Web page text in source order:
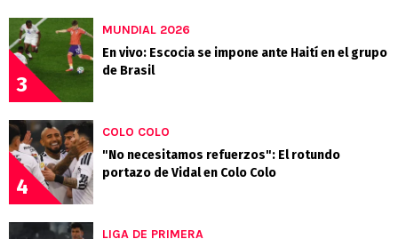
3
MUNDIAL 2026
En vivo: Escocia se impone ante Haití en el grupo
de Brasil
4
COLO COLO
"No necesitamos refuerzos": El rotundo
portazo de Vidal en Colo Colo
LIGA DE PRIMERA